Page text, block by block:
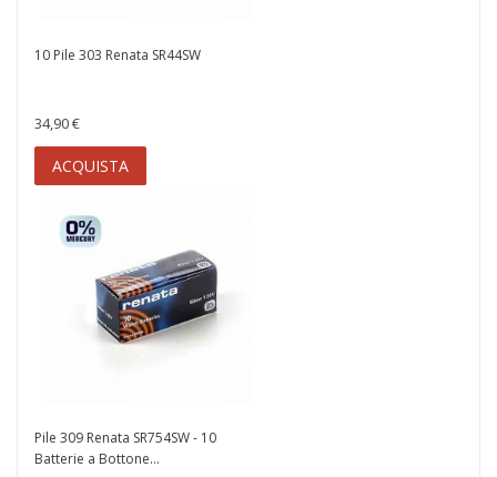
10 Pile 303 Renata SR44SW
34,90 €
ACQUISTA
Pile 309 Renata SR754SW - 10
Batterie a Bottone...